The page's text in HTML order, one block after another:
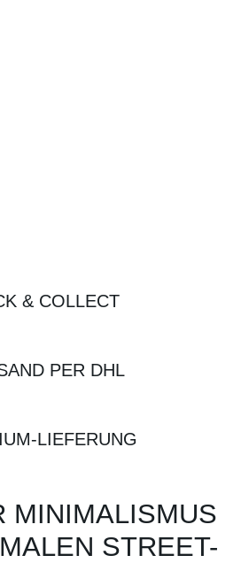
& COLLECT
PER DHL
LIEFERUNG
MINIMALISMUS
STREET-